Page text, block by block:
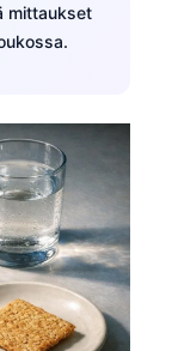
mittaukset